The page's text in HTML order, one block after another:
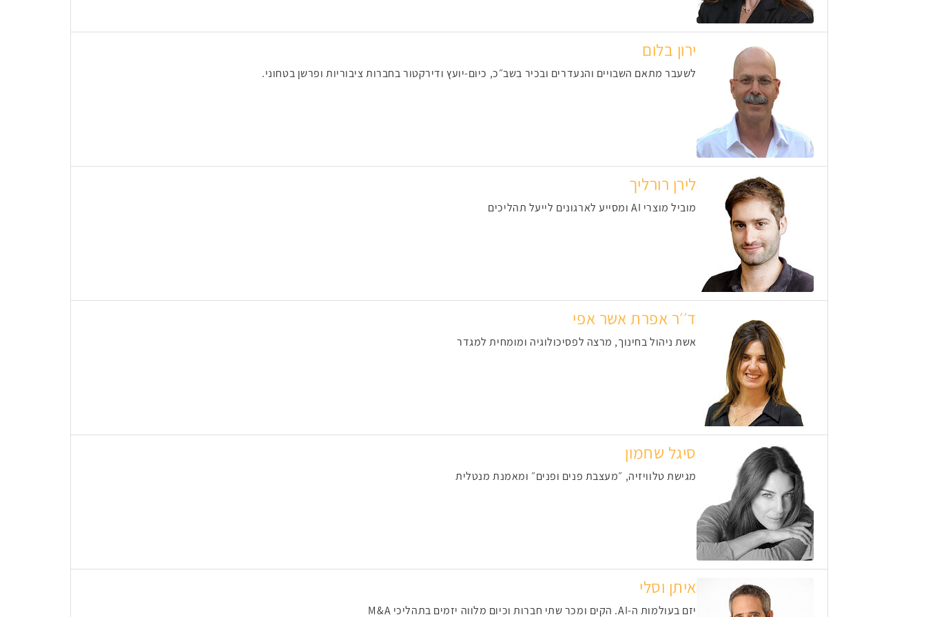
ירון בלום
לשעבר מתאם השבויים והנעדרים ובכיר בשב״כ, כיום-יועץ ודירקטור בחברות ציבוריות ופרשן בטחוני.
לירן רורליך
מוביל מוצרי AI ומסייע לארגונים לייעל תהליכים
ד׳׳ר אפרת אשר אפי
אשת ניהול בחינוך, מרצה לפסיכולוגיה ומומחית למגדר
סיגל שחמון
מגישת טלוויזיה, ״מעצבת פנים ופנים״ ומאמנת מנטלית
איתן וסלי
יזם בעולמות ה-AI. הקים ומכר שתי חברות וכיום מלווה יזמים בתהליכי M&A